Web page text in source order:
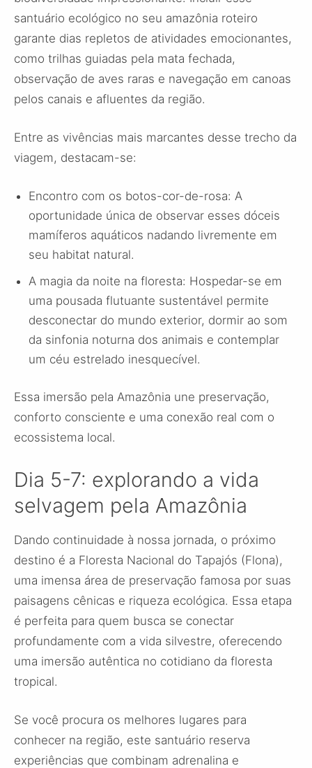
santuário ecológico no seu amazônia roteiro
garante dias repletos de atividades emocionantes,
como trilhas guiadas pela mata fechada,
observação de aves raras e navegação em canoas
pelos canais e afluentes da região.
Entre as vivências mais marcantes desse trecho da
viagem, destacam-se:
Encontro com os botos-cor-de-rosa: A
oportunidade única de observar esses dóceis
mamíferos aquáticos nadando livremente em
seu habitat natural.
A magia da noite na floresta: Hospedar-se em
uma pousada flutuante sustentável permite
desconectar do mundo exterior, dormir ao som
da sinfonia noturna dos animais e contemplar
um céu estrelado inesquecível.
Essa imersão pela Amazônia une preservação,
conforto consciente e uma conexão real com o
ecossistema local.
Dia 5-7: explorando a vida
selvagem pela Amazônia
Dando continuidade à nossa jornada, o próximo
destino é a Floresta Nacional do Tapajós (Flona),
uma imensa área de preservação famosa por suas
paisagens cênicas e riqueza ecológica. Essa etapa
é perfeita para quem busca se conectar
profundamente com a vida silvestre, oferecendo
uma imersão autêntica no cotidiano da floresta
tropical.
Se você procura os melhores lugares para
conhecer na região, este santuário reserva
experiências que combinam adrenalina e